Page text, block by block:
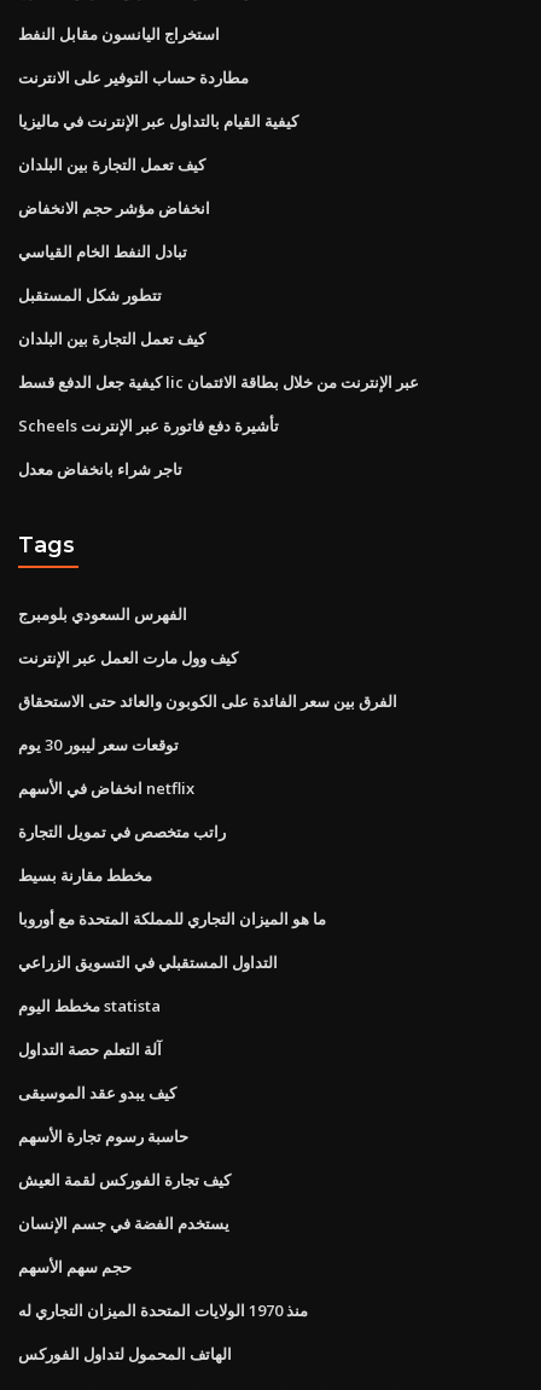
استخراج اليانسون مقابل النفط
مطاردة حساب التوفير على الانترنت
كيفية القيام بالتداول عبر الإنترنت في ماليزيا
كيف تعمل التجارة بين البلدان
انخفاض مؤشر حجم الانخفاض
تبادل النفط الخام القياسي
تتطور شكل المستقبل
كيف تعمل التجارة بين البلدان
كيفية جعل الدفع قسط lic عبر الإنترنت من خلال بطاقة الائتمان
Scheels تأشيرة دفع فاتورة عبر الإنترنت
تاجر شراء بانخفاض معدل
Tags
الفهرس السعودي بلومبرج
كيف وول مارت العمل عبر الإنترنت
الفرق بين سعر الفائدة على الكوبون والعائد حتى الاستحقاق
توقعات سعر ليبور 30 ​​يوم
انخفاض في الأسهم netflix
راتب متخصص في تمويل التجارة
مخطط مقارنة بسيط
ما هو الميزان التجاري للمملكة المتحدة مع أوروبا
التداول المستقبلي في التسويق الزراعي
مخطط اليوم statista
آلة التعلم حصة التداول
كيف يبدو عقد الموسيقى
حاسبة رسوم تجارة الأسهم
كيف تجارة الفوركس لقمة العيش
يستخدم الفضة في جسم الإنسان
حجم سهم الأسهم
منذ 1970 الولايات المتحدة الميزان التجاري له
الهاتف المحمول لتداول الفوركس